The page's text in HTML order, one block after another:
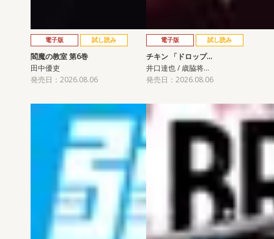
電子版 試し読み
閻魔の教室 第6巻
田中優吏
発売日：2026.08.06
電子版 試し読み
チキン 「ドロップ…
井口達也 / 歳脇将…
発売日：2026.08.06